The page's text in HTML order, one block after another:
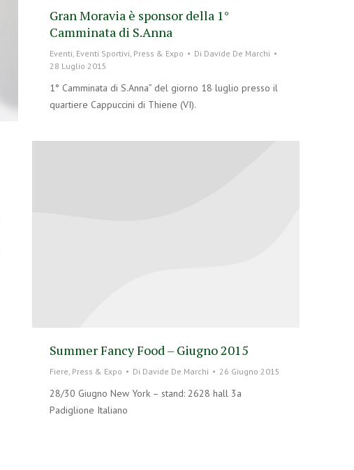
Gran Moravia è sponsor della 1°
Camminata di S.Anna
Eventi, Eventi Sportivi, Press & Expo Di Davide De Marchi
28 Luglio 2015
1° Camminata di S.Anna” del giorno 18 luglio presso il
quartiere Cappuccini di Thiene (VI).
Summer Fancy Food – Giugno 2015
Fiere, Press & Expo Di Davide De Marchi 26 Giugno 2015
28/30 Giugno New York – stand: 2628 hall 3a
Padiglione Italiano